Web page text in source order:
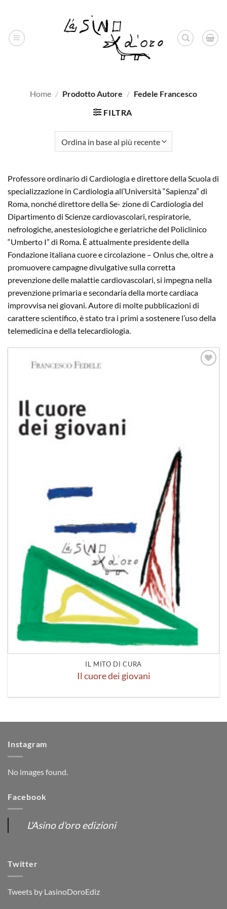
contenuti
Home / Prodotto Autore / Fedele Francesco
FILTRA
Professore ordinario di Cardiologia e direttore della Scuola di
specializzazione in Cardiologia all’Università “Sapienza” di
Roma, nonché direttore della Se- zione di Cardiologia del
Dipartimento di Scienze cardiovascolari, respiratorie,
nefrologiche, anestesiologiche e geriatriche del Policlinico
“Umberto I” di Roma. È attualmente presidente della
Fondazione italiana cuore e circolazione – Onlus che, oltre a
promuovere campagne divulgative sulla corretta
prevenzione delle malattie cardiovascolari, si impegna nella
prevenzione primaria e secondaria della morte cardiaca
improvvisa nei giovani. Autore di molte pubblicazioni di
carattere scientifico, è stato tra i primi a sostenere l’uso della
telemedicina e della telecardiologia.
IL MITO DI CURA
Il cuore dei giovani
Instagram
No images found.
Facebook
L'Asino d'oro edizioni
Twitter
Tweets by LasinoDoroEdiz